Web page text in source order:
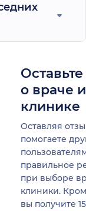
о враче
клинике
Оставляя
помогаете
правильное
при выборе
клиники.
вы получите